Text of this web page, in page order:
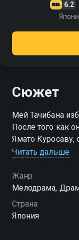
6.2
Сюжет
Мей Тачибана
После того как
Ямато Куросаву,
получает отказ.
Читать дальше
Жанр
Мелодрама,
Страна
Япония